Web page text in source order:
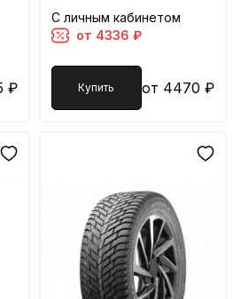
₽
С личным кабинетом
от 4336 ₽
Купить от 4470 ₽